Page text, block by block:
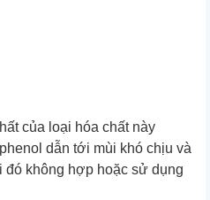
của loại hóa chất này
dẫn tới mùi khó chịu và
đó không hợp hoặc sử dụng